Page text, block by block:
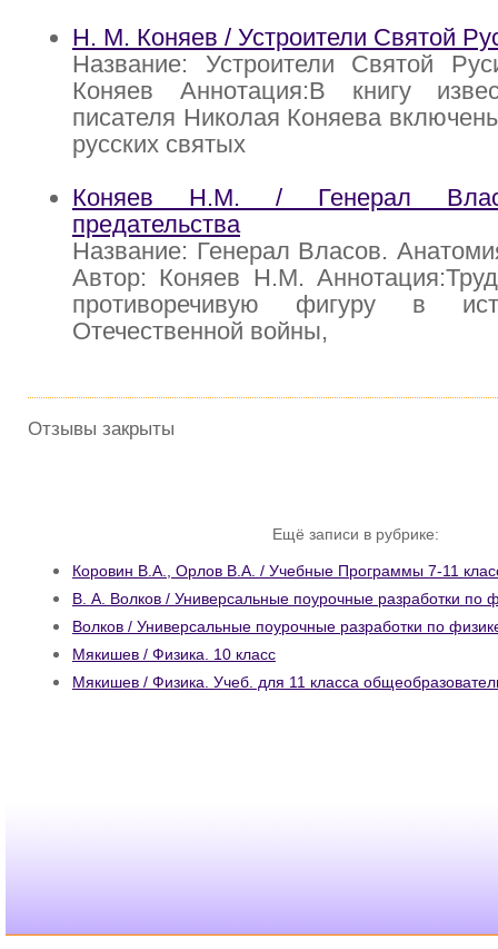
Н. М. Коняев / Устроители Святой
Название: Устроители Святой
Коняев Аннотация:В книгу
писателя Николая Коняева
русских святых
Коняев Н.М. / Генерал
предательства
Название: Генерал Власов.
Автор: Коняев Н.М.
противоречивую фигуру в
Отечественной войны,
Отзывы закрыты
Ещё записи в рубрике:
Коровин В.А., Орлов В.А. / Учебные Программы 7-11
В. А. Волков / Универсальные поурочные разработки по
Волков / Универсальные поурочные разработки по
Мякишев / Физика. 10 класс
Мякишев / Физика. Учеб. для 11 класса